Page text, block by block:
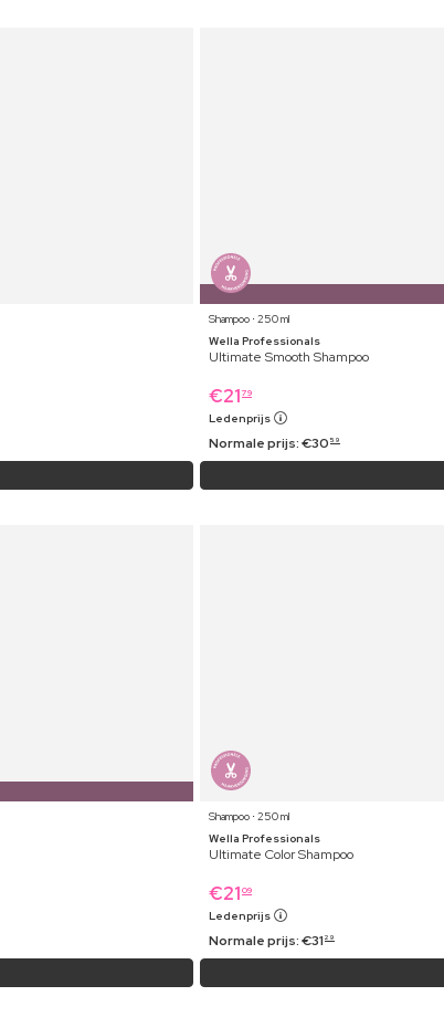
Shampoo ⋅ 250 ml
Wella Professionals
Ultimate Smooth Shampoo
€21 79
Ledenprijs
Normale prijs:€30 59
Shampoo ⋅ 250 ml
Wella Professionals
Ultimate Color Shampoo
€21 09
Ledenprijs
Normale prijs:€31 29